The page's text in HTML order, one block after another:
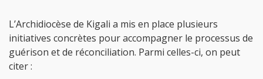
L’Archidiocèse de Kigali a mis en place plusieurs
initiatives concrètes pour accompagner le processus de
guérison et de réconciliation. Parmi celles-ci, on peut
citer :